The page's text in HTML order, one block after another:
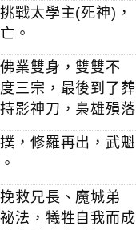
戰太學主(死神)，
。
業雙身，雙雙不
三宗，最後到了葬
影神刀，梟雄殞落
，修羅再出，武魁
救兄長、魔城弟
法，犧牲自我而成